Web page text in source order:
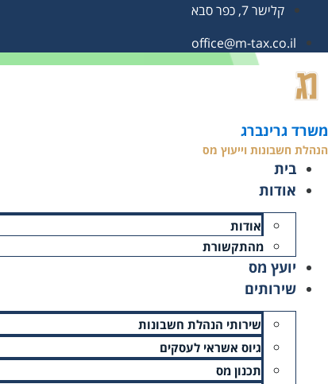
קלישר 7, כפר סבא
office@m-tax.co.il
משרד גרינברג
הנהלת חשבונות וייעוץ מס
בית
אודות
אודות
מהתקשורת
יועץ מס
שירותים
שירותי הנהלת חשבונות
גיוס אשראי לעסקים
תכנון מס
עמוד הבית
להיות עוסק פטור או מורשה?
זמן קריאה: 4 דקות
תאריך עדכון אחרון: 11/01/2026